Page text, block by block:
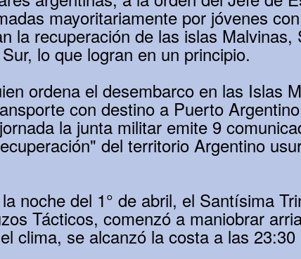
mayoritariamente por jóvenes
la recuperación de las islas Malvinas,
lo que logran en un principio.
ordena el desembarco en las Islas
con destino a Puerto
la junta militar emite 9
del territorio Argentino
noche del 1° de abril, el Santísima
Tácticos, comenzó a maniobrar
clima, se alcanzó la costa a las 23:30